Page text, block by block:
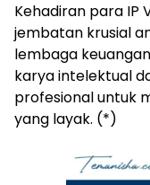
Kehadiran para IP
jembatan krusial
lembaga
karya intelektual
profesional untuk
yang layak. (*)